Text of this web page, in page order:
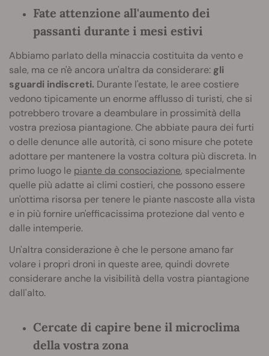
Fate attenzione all'aumento dei
passanti durante i mesi estivi
Abbiamo parlato della minaccia costituita da vento e
sale, ma ce n'è ancora un'altra da considerare: gli
sguardi indiscreti. Durante l'estate, le aree costiere
vedono tipicamente un enorme afflusso di turisti, che si
potrebbero trovare a deambulare in prossimità della
vostra preziosa piantagione. Che abbiate paura dei furti
o delle denunce alle autorità, ci sono misure che potete
adottare per mantenere la vostra coltura più discreta. In
primo luogo le piante da consociazione, specialmente
quelle più adatte ai climi costieri, che possono essere
un'ottima risorsa per tenere le piante nascoste alla vista
e in più fornire un'efficacissima protezione dal vento e
dalle intemperie.
Un'altra considerazione è che le persone amano far
volare i propri droni in queste aree, quindi dovrete
considerare anche la visibilità della vostra piantagione
dall'alto.
Cercate di capire bene il microclima
della vostra zona